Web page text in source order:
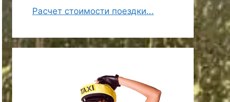
Расчет стоимости поездки...